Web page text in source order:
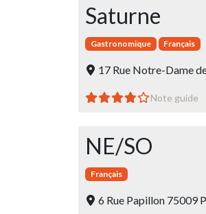
Saturne
Gastronomique Français
17 Rue Notre-Dame
Note guide
NE/SO
Français
6 Rue Papillon 75009